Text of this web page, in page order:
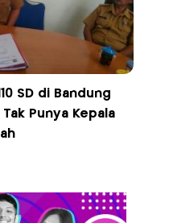
SD di Bandung
Tak Punya Kepala